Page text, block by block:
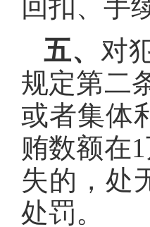
回扣、手
五、 对
规定第二
或者集体
贿数额在
失的，处
处罚。